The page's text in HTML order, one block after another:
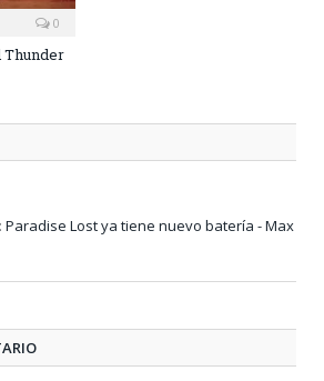
0
Thunder
Paradise Lost ya tiene nuevo batería - Max